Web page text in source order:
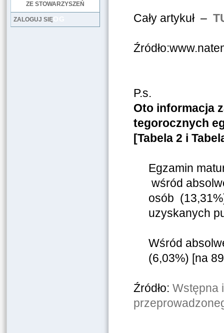
ZE STOWARZYSZEŃ
LOG
ZALOGUJ SIĘ Cały artykuł –
P.s.
Oto informacja
tegorocznych
[Tabela 2 i
Egzamin
wśród
osób
uzyskanych
Wśród
(6,03%) [na
Źródło: Wstępna